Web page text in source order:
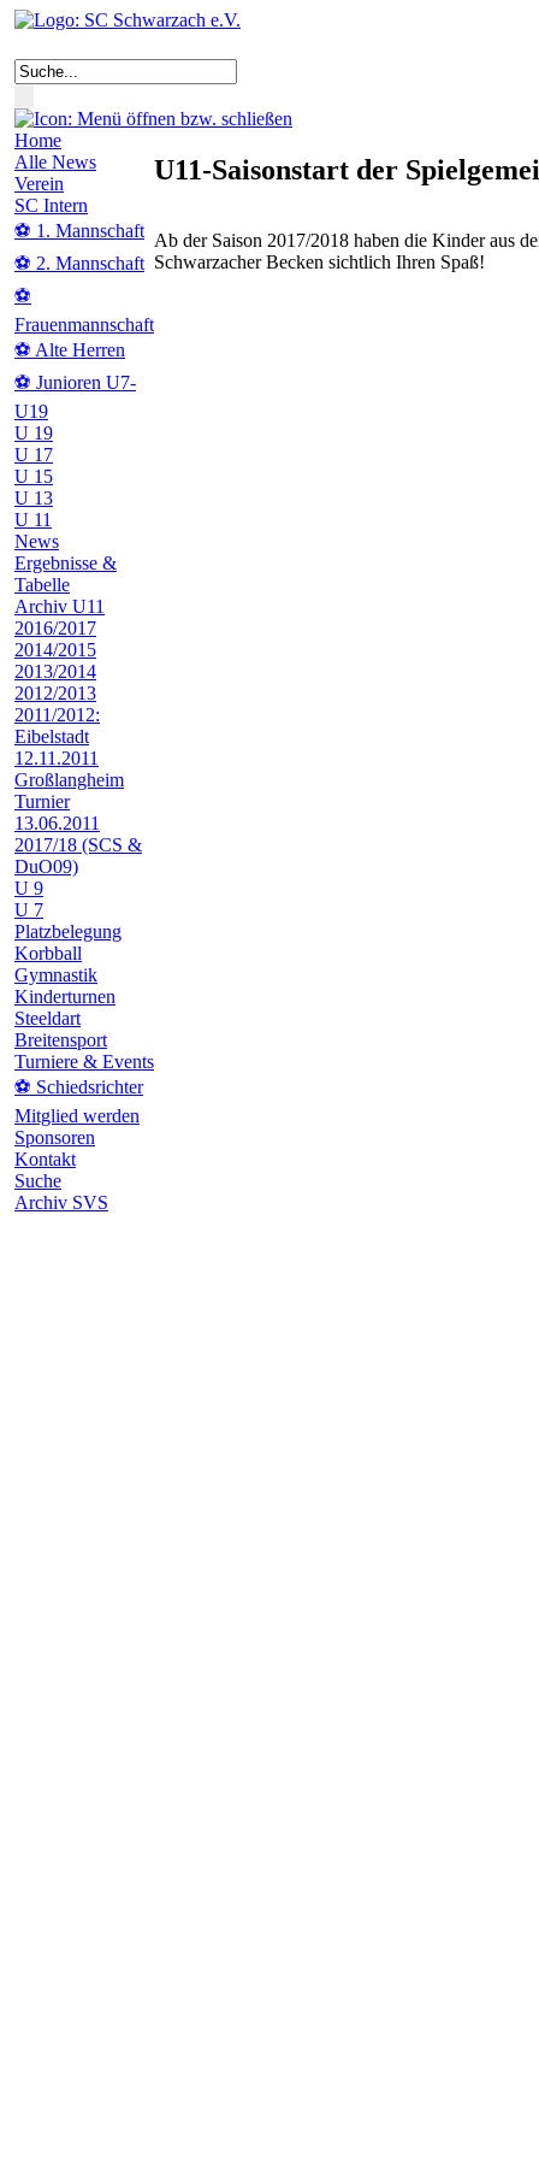
Home
Alle News
Verein
SC Intern
⚽ 1. Mannschaft
⚽ 2. Mannschaft
⚽
Frauenmannschaft
⚽ Alte Herren
⚽ Junioren U7-
U19
U 19
U 17
U 15
U 13
U 11
News
Ergebnisse &
Tabelle
Archiv U11
2016/2017
2014/2015
2013/2014
2012/2013
2011/2012:
Eibelstadt
12.11.2011
Großlangheim
Turnier
13.06.2011
2017/18 (SCS &
DuO09)
U 9
U 7
Platzbelegung
Korbball
Gymnastik
Kinderturnen
Steeldart
Breitensport
Turniere & Events
⚽ Schiedsrichter
Mitglied werden
Sponsoren
Kontakt
Suche
Archiv SVS
U11-Saisonstart der
Ab der Saison 2017/2018 haben die Kinder aus
Schwarzacher Becken sichtlich Ihren Spaß!